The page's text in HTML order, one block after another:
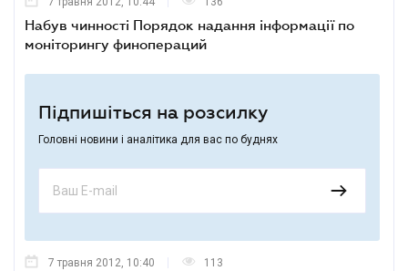
Набув чинності Порядок надання інформації по
моніторингу финопераций
Підпишіться на розсилку
Головні новини і аналітика для вас по буднях
7 травня 2012, 10:40 113